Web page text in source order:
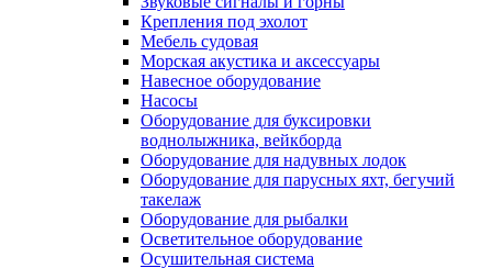
Крепления под эхолот
Мебель судовая
Морская акустика и аксессуары
Навесное оборудование
Насосы
Оборудование для буксировки
воднолыжника, вейкборда
Оборудование для надувных лодок
Оборудование для парусных яхт, бегучий
такелаж
Оборудование для рыбалки
Осветительное оборудование
Осушительная система